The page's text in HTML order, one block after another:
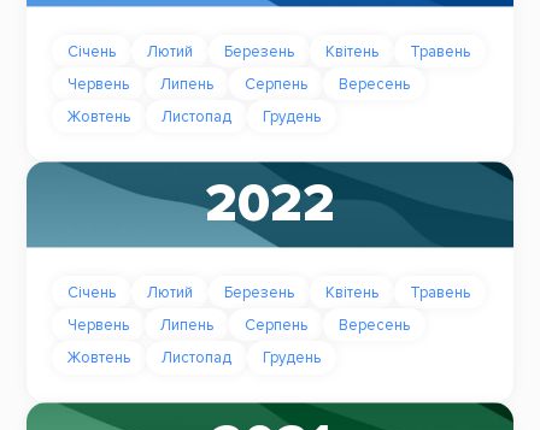
Січень Лютий Березень Квітень
Травень
Червень
Липень Серпень
Вересень
Жовтень
Листопад Грудень
2022
Січень Лютий Березень Квітень
Травень
Червень
Липень Серпень
Вересень
Жовтень
Листопад Грудень